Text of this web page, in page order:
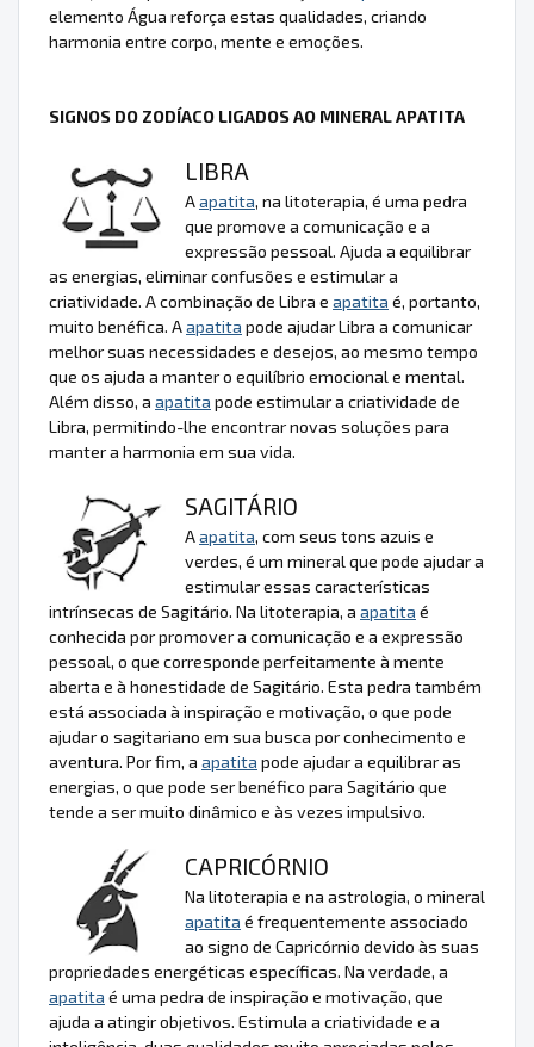
elemento Água reforça estas qualidades, criando
harmonia entre corpo, mente e emoções.
SIGNOS DO ZODÍACO LIGADOS AO MINERAL APATITA
LIBRA
Aapatita, na litoterapia, é uma pedra
que promove a comunicação e a
expressão pessoal. Ajuda a equilibrar
as energias, eliminar confusões e estimular a
criatividade. A combinação de Libra e apatita é, portanto,
muito benéfica. Aapatita pode ajudar Libra a comunicar
melhor suas necessidades e desejos, ao mesmo tempo
que os ajuda a manter o equilíbrio emocional e mental.
Além disso, a apatita pode estimular a criatividade de
Libra, permitindo-lhe encontrar novas soluções para
manter a harmonia em sua vida.
SAGITÁRIO
Aapatita, com seus tons azuis e
verdes, é um mineral que pode ajudar a
estimular essas características
intrínsecas de Sagitário. Na litoterapia, a apatita é
conhecida por promover a comunicação e a expressão
pessoal, o que corresponde perfeitamente à mente
aberta e à honestidade de Sagitário. Esta pedra também
está associada à inspiração e motivação, o que pode
ajudar o sagitariano em sua busca por conhecimento e
aventura. Por fim, a apatita pode ajudar a equilibrar as
energias, o que pode ser benéfico para Sagitário que
tende a ser muito dinâmico e às vezes impulsivo.
CAPRICÓRNIO
Na litoterapia e na astrologia, o mineral
apatita é frequentemente associado
ao signo de Capricórnio devido às suas
propriedades energéticas específicas. Na verdade, a
apatita é uma pedra de inspiração e motivação, que
ajuda a atingir objetivos. Estimula a criatividade e a